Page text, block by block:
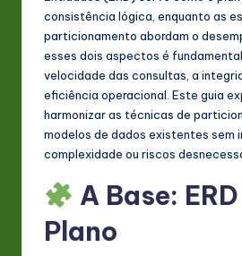
in
A
&
S
ft
w
consistência lógica, enquanto as
particionamento abordam o
esses dois aspectos é
velocidade das consultas, a
eficiência operacional. Este guia
harmonizar as técnicas de
modelos de dados existentes sem
complexidade ou riscos
A Base:
Plano